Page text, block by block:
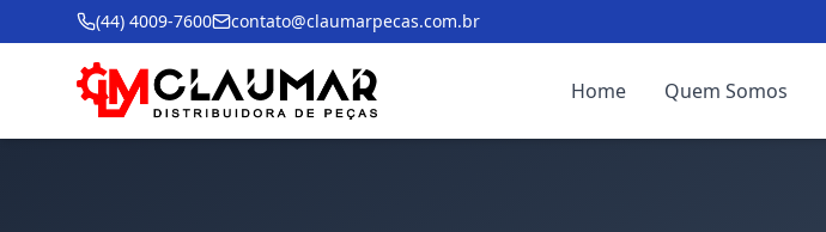
(44) 4009-7600 contato@claumarpecas.com.br
Home Quem Somos